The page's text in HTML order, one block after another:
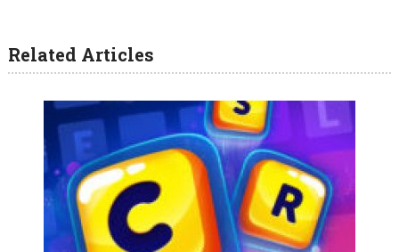
Related Articles